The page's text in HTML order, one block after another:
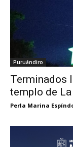
Puruándiro
Terminados
templo de
Perla Marina